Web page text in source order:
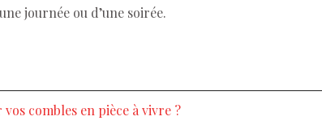
journée ou d’une soirée.
combles en pièce à vivre ?